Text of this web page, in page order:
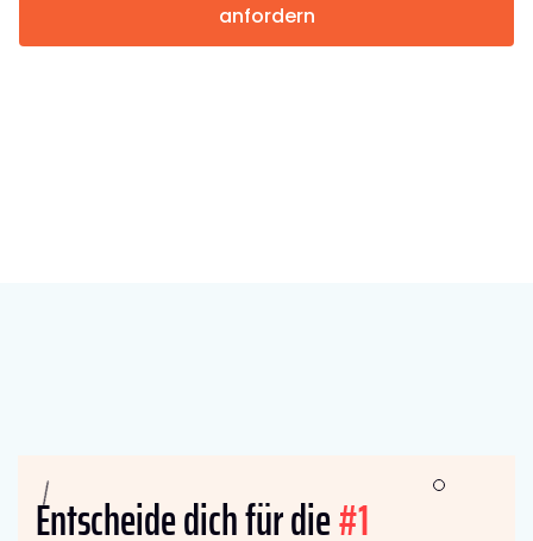
anfordern
Entscheide dich für die#1